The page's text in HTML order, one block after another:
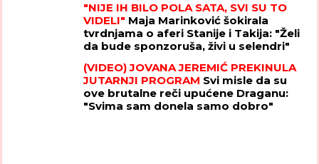
"NIJE IH BILO POLA SATA, SVI SU TO
VIDELI" Maja Marinković šokirala
tvrdnjama o aferi Stanije i Takija: "Želi
da bude sponzoruša, živi u selendri"
(VIDEO) JOVANA JEREMIĆ PREKINULA
JUTARNJI PROGRAM Svi misle da su
ove brutalne reči upućene Draganu:
"Svima sam donela samo dobro"